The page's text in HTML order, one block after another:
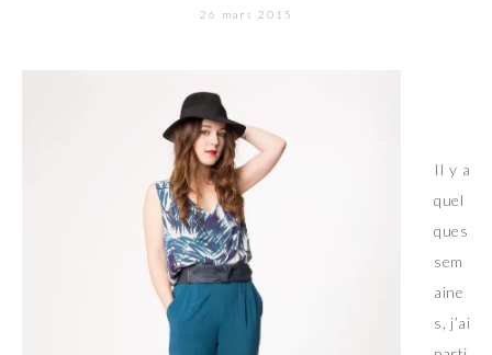
26 mars 2015
Il y a
quel
ques
sem
aine
s, j’ai